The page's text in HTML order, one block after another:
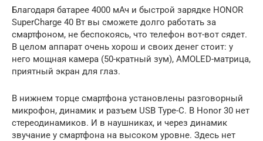
Благодаря батарее 4000 мАч и быстрой зарядке HONOR
SuperCharge 40 Вт вы сможете долго работать за
смартфоном, не беспокоясь, что телефон вот-вот сядет.
В целом аппарат очень хорош и своих денег стоит: у
него мощная камера (50-кратный зум), AMOLED-матрица,
приятный экран для глаз.
В нижнем торце смартфона установлены разговорный
микрофон, динамик и разъем USB Type-C. В Honor 30 нет
стереодинамиков. И в наушниках, и через динамик
звучание у смартфона на высоком уровне. Здесь нет